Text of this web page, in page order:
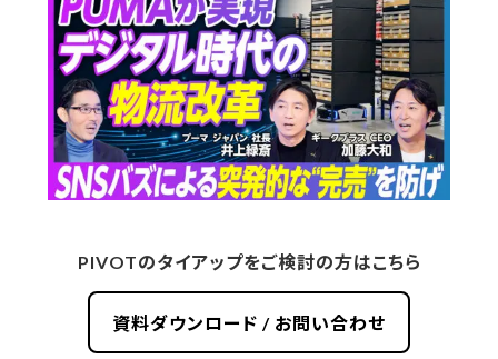
PIVOTのタイアップをご検討の方はこちら
資料ダウンロード / お問い合わせ